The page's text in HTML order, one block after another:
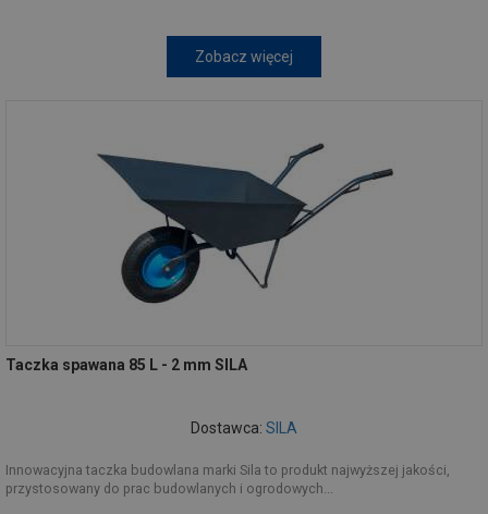
Zobacz więcej
Taczka spawana 85 L - 2 mm SILA
Dostawca: SILA
Innowacyjna taczka budowlana marki Sila to produkt najwyższej jakości,
przystosowany do prac budowlanych i ogrodowych...